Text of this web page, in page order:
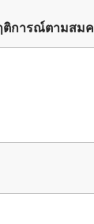
การณ์ตามสม